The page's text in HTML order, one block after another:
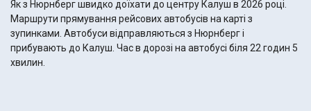
Як з Нюрнберг швидко доїхати до центру Калуш в 2026 році.
Маршрути прямування рейсових автобусів на карті з
зупинками. Автобуси відправляються з Нюрнберг і
прибувають до Калуш. Час в дорозі на автобусі біля 22 годин 5
хвилин.